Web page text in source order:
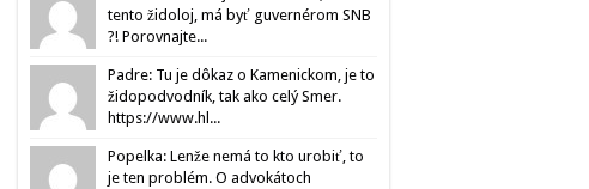
tento židoloj, má byť guvernérom SNB
?! Porovnajte...
Padre: Tu je dôkaz o Kamenickom, je to
židopodvodník, tak ako celý Smer.
https://www.hl...
Popelka: Lenže nemá to kto urobiť, to
je ten problém. O advokátoch